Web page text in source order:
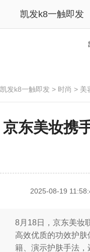
凯发k8一触即发
凯发k8一触即发 > 时尚 > 美
京东美妆携
2025-08-19
8月18日，京东美妆
高效优质的功效护肤
籍、演示护肤手法